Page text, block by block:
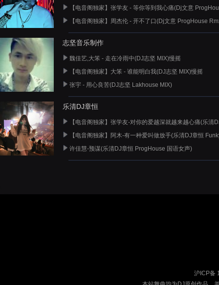
【电音阁独家】张学友 - 等你等到我心痛(Dj文意
【电音阁独家】周杰伦 - 开不了口(Dj文意 ProgHouse
志坚音乐制作
魏佳艺,大笨 - 走在冷雨中(DJ志坚 MIX)慢摇
【电音阁独家】大笨 - 谁能明白我(DJ志坚 MIX)慢摇
张宇 - 用心良苦(DJ志坚 Lakhouse MIX)
乐清DJ章恒
【电音阁独家】张学友-对你的爱越深就越来越心痛(乐清
【电音阁独家】阿木-有一种爱叫做放手(乐清DJ章恒
许佳慧-预谋(乐清DJ章恒 ProgHouse 国语女声)
沪ICP备